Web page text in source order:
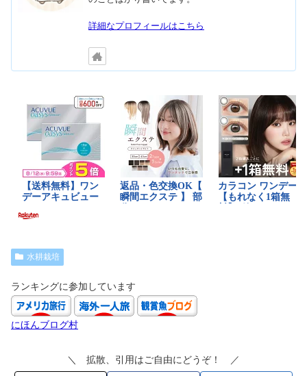
詳細なプロフィールはこちら
水耕栽培
ランキングに参加しています
にほんブログ村
＼ 拡散、引用はご自由にどうぞ！ ／